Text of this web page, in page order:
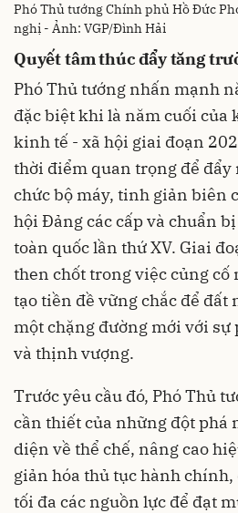
Phó Thủ tướng Chính phủ Hồ Đức
nghị - Ảnh: VGP/Đình Hải
Quyết tâm thúc đẩy tăng
Phó Thủ tướng nhấn mạnh
đặc biệt khi là năm cuối của
kinh tế - xã hội giai đoạn
thời điểm quan trọng để đẩy
chức bộ máy, tinh giản biên
hội Đảng các cấp và chuẩn
toàn quốc lần thứ XV. Giai
then chốt trong việc củng
tạo tiền đề vững chắc để đất
một chặng đường mới với
và thịnh vượng.
Trước yêu cầu đó, Phó Thủ
cần thiết của những đột phá
diện về thể chế, nâng cao
giản hóa thủ tục hành
tối đa các nguồn lực để đạt